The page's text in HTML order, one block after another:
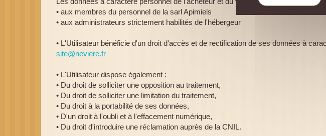
• aux membres du personnel de la sarl Apimiels
• aux administrateurs strictement habilités de l'hébergeur
• L'Utilisateur bénéficie d'un droit d'accès et de rectification de ses données à
site@neviere.fr
• L'Utilisateur dispose également :
• Du droit de solliciter une opposition au traitement,
• Du droit de solliciter une limitation du traitement,
• Du droit à la portabilité de ses données,
• D'un droit à l'oubli et à l'effacement numérique,
• Du droit d'introduire une réclamation auprès de la CNIL.